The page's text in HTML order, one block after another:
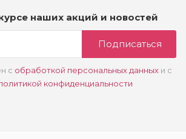
наших акций и новостей
Подписаться
с обработкой персональных данныхи с
конфиденциальности